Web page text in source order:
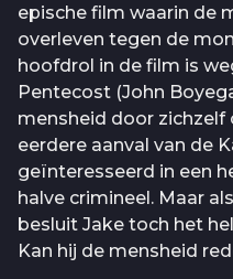
epische film waarin de
overleven tegen de
hoofdrol in de film is
Pentecost (John
mensheid door
eerdere aanval van de
geïnteresseerd in een
halve crimineel. Maar
besluit Jake toch het
Kan hij de mensheid